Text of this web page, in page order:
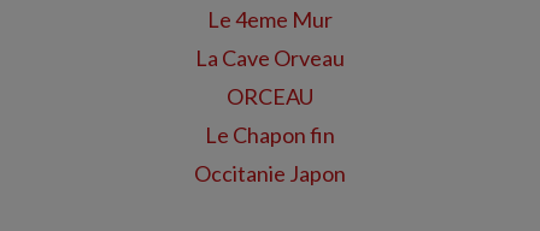
Le 4eme Mur
La Cave Orveau
ORCEAU
Le Chapon fin
Occitanie Japon